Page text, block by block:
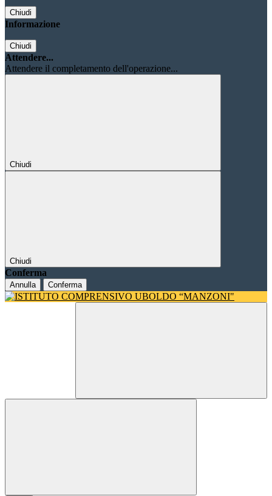
Chiudi
Informazione
Chiudi
Attendere...
Attendere il completamento dell'operazione...
Chiudi
Chiudi
Conferma
Annulla Conferma